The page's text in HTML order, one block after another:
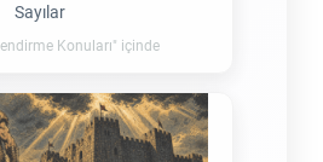
Sayılar
Konuları" içinde